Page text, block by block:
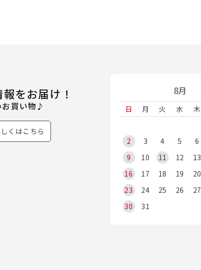
8月
日 月 火 水 木
2
3 4 5 6
9
10 11 12 13
16
17 18 19 20
23
24 25 26 27
30
31
をお届け！
お買い物♪
くはこちら